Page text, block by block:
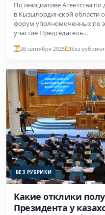
По инициативе Агентства
в Кызылординской области
форум уполномоченных по
участие Председатель...
26 сентября 2025 Без рубрики
БЕЗ РУБРИКИ
Какие отклики
Президента у